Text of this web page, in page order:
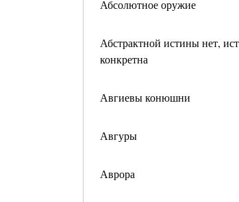
Абсолютное оружие
Абстрактной истины нет,
конкретна
Авгиевы конюшни
Авгуры
Аврора